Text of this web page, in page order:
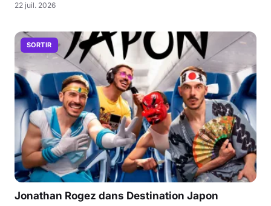
22 juil. 2026
SORTIR
Jonathan Rogez dans Destination Japon